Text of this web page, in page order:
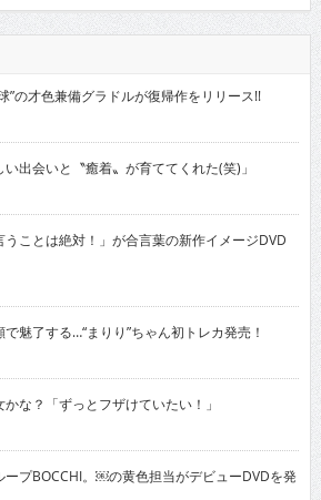
の才色兼備グラドルが復帰作をリリース!!
出会いと〝癒着〟が育ててくれた(笑)」
ことは絶対！」が合言葉の新作イメージDVD
魅了する…“まりり”ちゃん初トレカ発売！
な？「ずっとフザけていたい！」
プBOCCHI。￼の黄色担当がデビューDVDを発